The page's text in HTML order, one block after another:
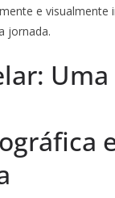
e visualmente
jornada.
Uma